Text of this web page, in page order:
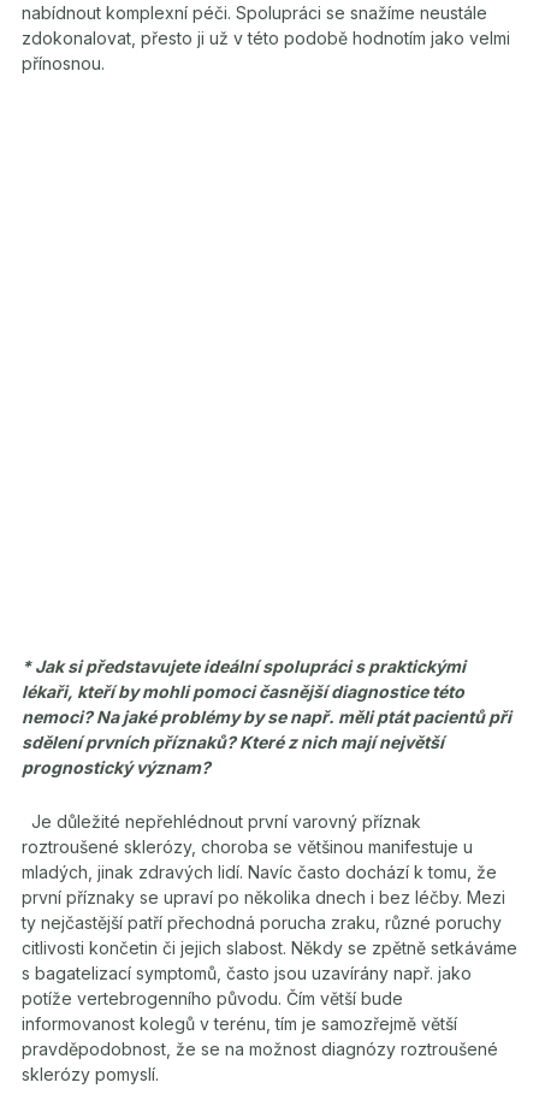
nabídnout komplexní péči. Spolupráci se snažíme neustále
zdokonalovat, přesto ji už v této podobě hodnotím jako velmi
přínosnou.
* Jak si představujete ideální spolupráci s praktickými
lékaři, kteří by mohli pomoci časnější diagnostice této
nemoci? Na jaké problémy by se např. měli ptát pacientů při
sdělení prvních příznaků? Které z nich mají největší
prognostický význam?
Je důležité nepřehlédnout první varovný příznak
roztroušené sklerózy, choroba se většinou manifestuje u
mladých, jinak zdravých lidí. Navíc často dochází k tomu, že
první příznaky se upraví po několika dnech i bez léčby. Mezi
ty nejčastější patří přechodná porucha zraku, různé poruchy
citlivosti končetin či jejich slabost. Někdy se zpětně setkáváme
s bagatelizací symptomů, často jsou uzavírány např. jako
potíže vertebrogenního původu. Čím větší bude
informovanost kolegů v terénu, tím je samozřejmě větší
pravděpodobnost, že se na možnost diagnózy roztroušené
sklerózy pomyslí.